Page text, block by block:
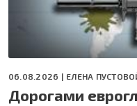
06.08.2026 | ЕЛЕНА
Дорогами